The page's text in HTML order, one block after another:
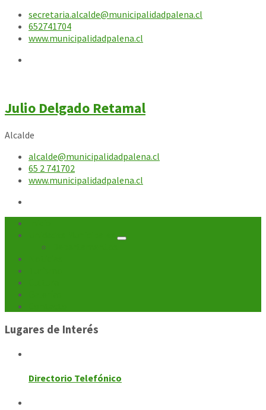
secretaria.alcalde@municipalidadpalena.cl
652741704
www.municipalidadpalena.cl
Julio Delgado Retamal
Alcalde
alcalde@municipalidadpalena.cl
65 2 741702
www.municipalidadpalena.cl
Lugares de Interés
Directorio Telefónico